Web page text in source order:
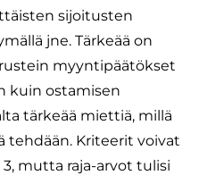
sijoitusten
jne. Tärkeää on
myyntipäätökset
kuin ostamisen
tärkeää miettiä, millä
tehdään. Kriteerit voivat
mutta raja-arvot tulisi